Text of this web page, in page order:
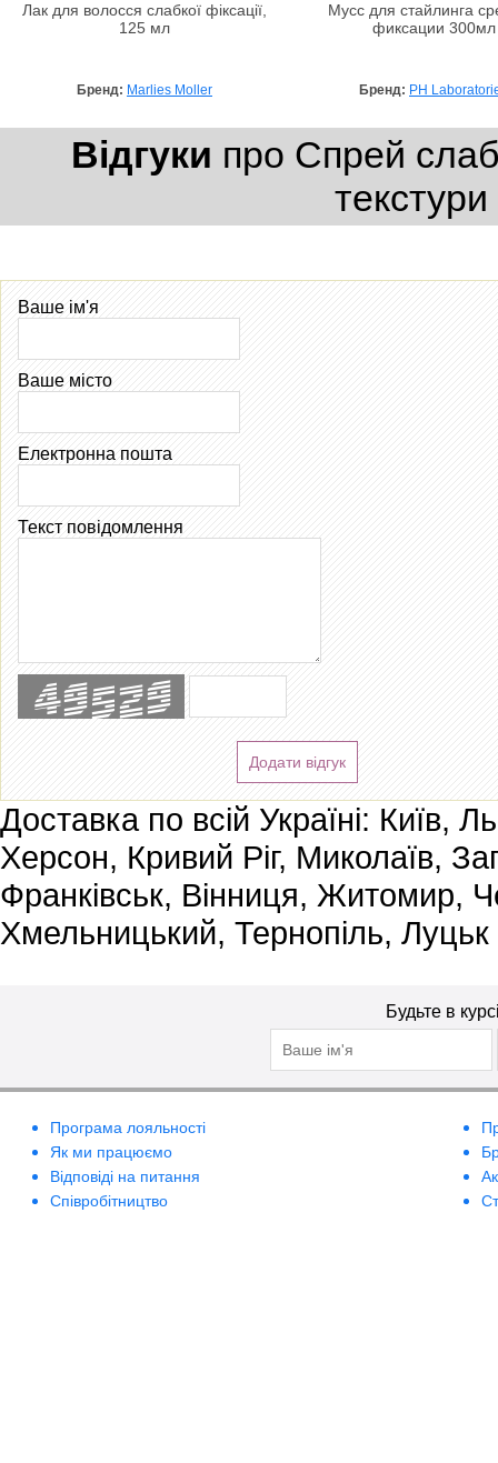
Лак для волосся слабкої фіксації,
125 мл
Бренд: Marlies Moller
Мусс для стайлинга
фиксации 300мл
Бренд: PH
Відгуки про Спрей
Ваше ім'я
Ваше місто
Електронна пошта
Текст повідомлення
Додати відгук
Доставка по всій Україні: Київ,
Херсон, Кривий Ріг, Миколаїв,
Франківськ, Вінниця, Житомир,
Хмельницький, Тернопіль, Луцьк
Будьте в
Програма лояльності
Як ми працюємо
Відповіді на питання
Співробітництво